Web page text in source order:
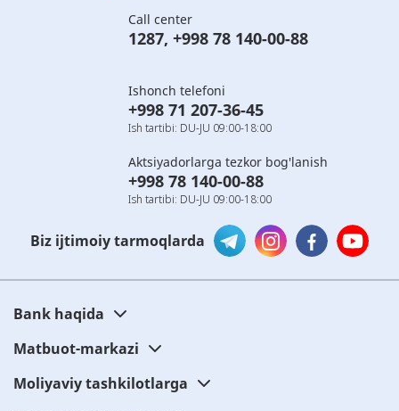
Call center
1287, +998 78 140-00-88
Ishonch telefoni
+998 71 207-36-45
Ish tartibi: DU-JU 09:00-18:00
Aktsiyadorlarga tezkor bog'lanish
+998 78 140-00-88
Ish tartibi: DU-JU 09:00-18:00
Biz ijtimoiy tarmoqlarda
Bank haqida
Matbuot-markazi
Moliyaviy tashkilotlarga